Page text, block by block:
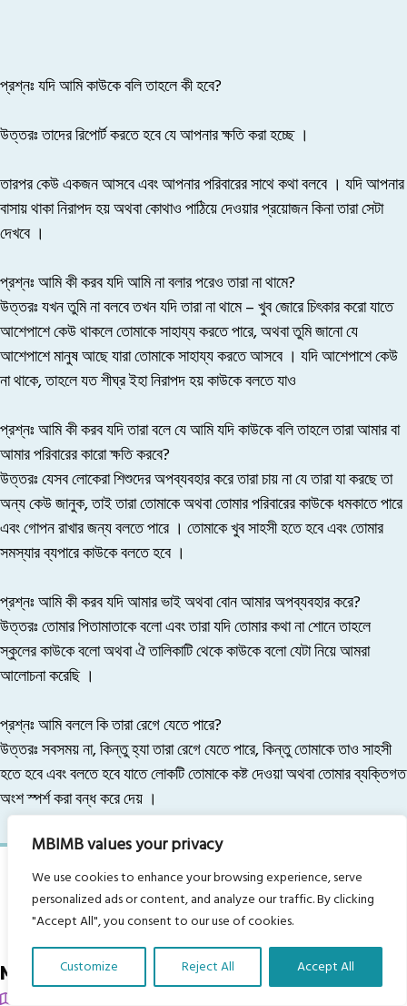
MBIMB values your privacy
We use cookies to enhance your browsing experience, serve
personalized ads or content, and analyze our traffic. By clicking
"Accept All", you consent to our use of cookies.
Customize Reject All Accept All
প্রশ্নঃ যদি আমি কাউকে বলি তাহলে কী হবে?
উত্তরঃতাদের রিপোর্ট করতে হবে যে আপনার ক্ষতি করা হচ্ছে ।
তারপর কেউ একজন আসবে এবং আপনার পরিবারের সাথে কথা বলবে । যদি আপনার
বাসায় থাকা নিরাপদ হয় অথবা কোথাও পাঠিয়ে দেওয়ার প্রয়োজন কিনা তারা সেটা
দেখবে ।
প্রশ্নঃ আমি কী করব যদি আমি না বলার পরেও তারা না থামে?
উত্তরঃ যখন তুমি না বলবে তখন যদি তারা না থামে – খুব জোরে চিৎকার করো যাতে
আশেপাশে কেউ থাকলে তোমাকে সাহায্য করতে পারে, অথবা তুমি জানো যে
আশেপাশে মানুষ আছে যারা তোমাকে সাহায্য করতে আসবে । যদি আশেপাশে কেউ
না থাকে, তাহলে যত শীঘ্র ইহা নিরাপদ হয় কাউকে বলতে যাও
প্রশ্নঃ আমি কী করব যদি তারা বলে যে আমি যদি কাউকে বলি তাহলে তারা আমার বা
আমার পরিবারের কারো ক্ষতি করবে?
উত্তরঃ যেসব লোকেরা শিশুদের অপব্যবহার করে তারা চায় না যে তারা যা করছে তা
অন্য কেউ জানুক, তাই তারা তোমাকে অথবা তোমার পরিবারের কাউকে ধমকাতে পারে
এবং গোপন রাখার জন্য বলতে পারে । তোমাকে খুব সাহসী হতে হবে এবং তোমার
সমস্যার ব্যপারে কাউকে বলতে হবে ।
প্রশ্নঃ আমি কী করব যদি আমার ভাই অথবা বোন আমার অপব্যবহার করে?
উত্তরঃ তোমার পিতামাতাকে বলো এবং তারা যদি তোমার কথা না শোনে তাহলে
স্কুলের কাউকে বলো অথবা ঐ তালিকাটি থেকে কাউকে বলো যেটা নিয়ে আমরা
আলোচনা করেছি ।
প্রশ্নঃ আমি বললে কি তারা রেগে যেতে পারে?
উত্তরঃ সবসময় না, কিন্তু হ্যা তারা রেগে যেতে পারে, কিন্তু তোমাকে তাও সাহসী
হতে হবে এবং বলতে হবে যাতে লোকটি তোমাকে কষ্ট দেওয়া অথবা তোমার ব্যক্তিগত
অংশ স্পর্শ করা বন্ধ করে দেয় ।
My Body is My Body Foundation
Translate Our Website »